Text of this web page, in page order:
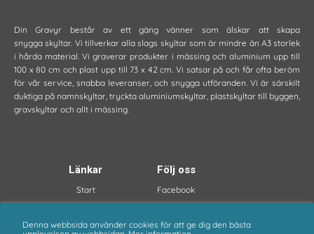
Denna webbsida använder cookies för att ge dig den bästa
Din Gravyr består av ett gäng vänner som älskar att skapa
snygga skyltar. Vi tillverkar alla slags skyltar som är mindre än A3 storlek
i hårda material. Vi graverar produkter i mässing och aluminium upp till
100 x 80 cm och plast upp till 73 x 42 cm. Vi satsar på och får ofta beröm
för vår service, snabba leveranser, och snygga utföranden. Vi är särskilt
duktiga på namnskyltar, tryckta aluminiumskyltar, plastskyltar till byggen,
gravskyltar och allt i mässing.
Länkar
Start
Om oss
Köpvillkor
Följ oss
Facebook
Instagram
Pinterest